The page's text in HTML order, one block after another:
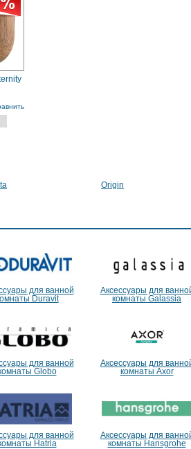
Origin
для ванной
Duravit
Аксессуары для
комнаты Galassia
для ванной
Globo
Аксессуары для
комнаты Axor
для ванной
Hatria
Аксессуары для
комнаты Hansgrohe